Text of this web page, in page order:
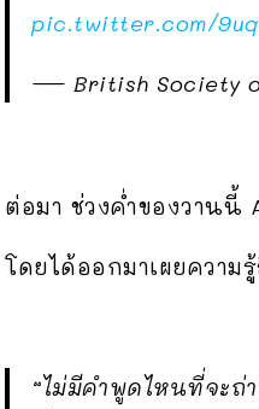
pic.twitter.com/
— British Society of
ต่อมา ช่วงค่ำของวานนี้
โดยได้ออกมาเผยความ
“ไม่มีคำพูดไหนที่จะถ่